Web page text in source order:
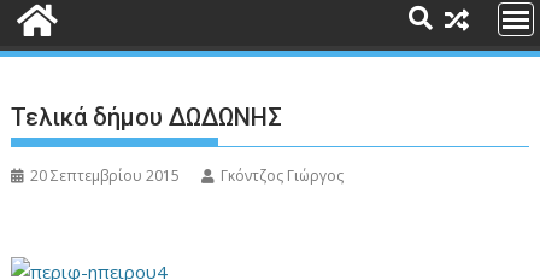
Τελικά δήμου ΔΩΔΩΝΗΣ
20 Σεπτεμβρίου 2015 Γκόντζος Γιώργος